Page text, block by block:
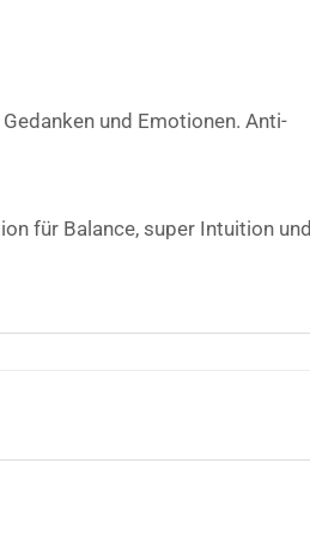
und Emotionen. Anti-
für Balance, super Intuition und